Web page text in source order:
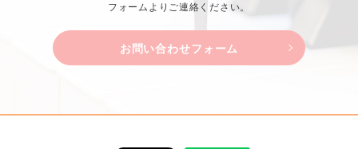
フォームよりご連絡ください。
お問い合わせフォーム